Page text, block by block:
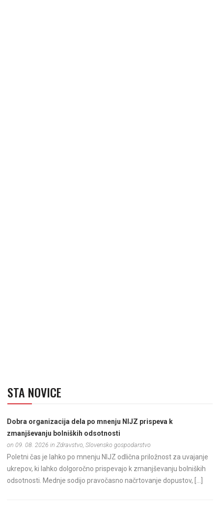
STA NOVICE
Dobra organizacija dela po mnenju NIJZ prispeva k
zmanjševanju bolniških odsotnosti
on 09. 08. 2026 in Zdravstvo, Slovensko gospodarstvo
Poletni čas je lahko po mnenju NIJZ odlična priložnost za uvajanje
ukrepov, ki lahko dolgoročno prispevajo k zmanjševanju bolniških
odsotnosti. Mednje sodijo pravočasno načrtovanje dopustov, […]